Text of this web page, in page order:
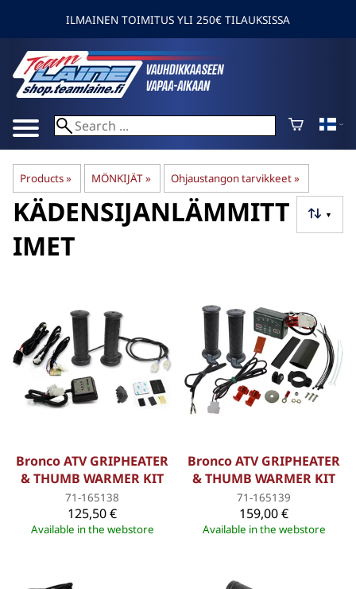
ILMAINEN TOIMITUS YLI 250€ TILAUKSISSA
Products‪» MÖNKIJÄT ‪» Ohjaustangon tarvikkeet‪»
▼
KÄDENSIJANLÄMMITT
IMET
Bronco ATV GRIPHEATER
& THUMB WARMER KIT
71-165138
125,50 €
Available in the webstore
Bronco ATV GRIPHEATER
& THUMB WARMER KIT
71-165139
159,00 €
Available in the webstore